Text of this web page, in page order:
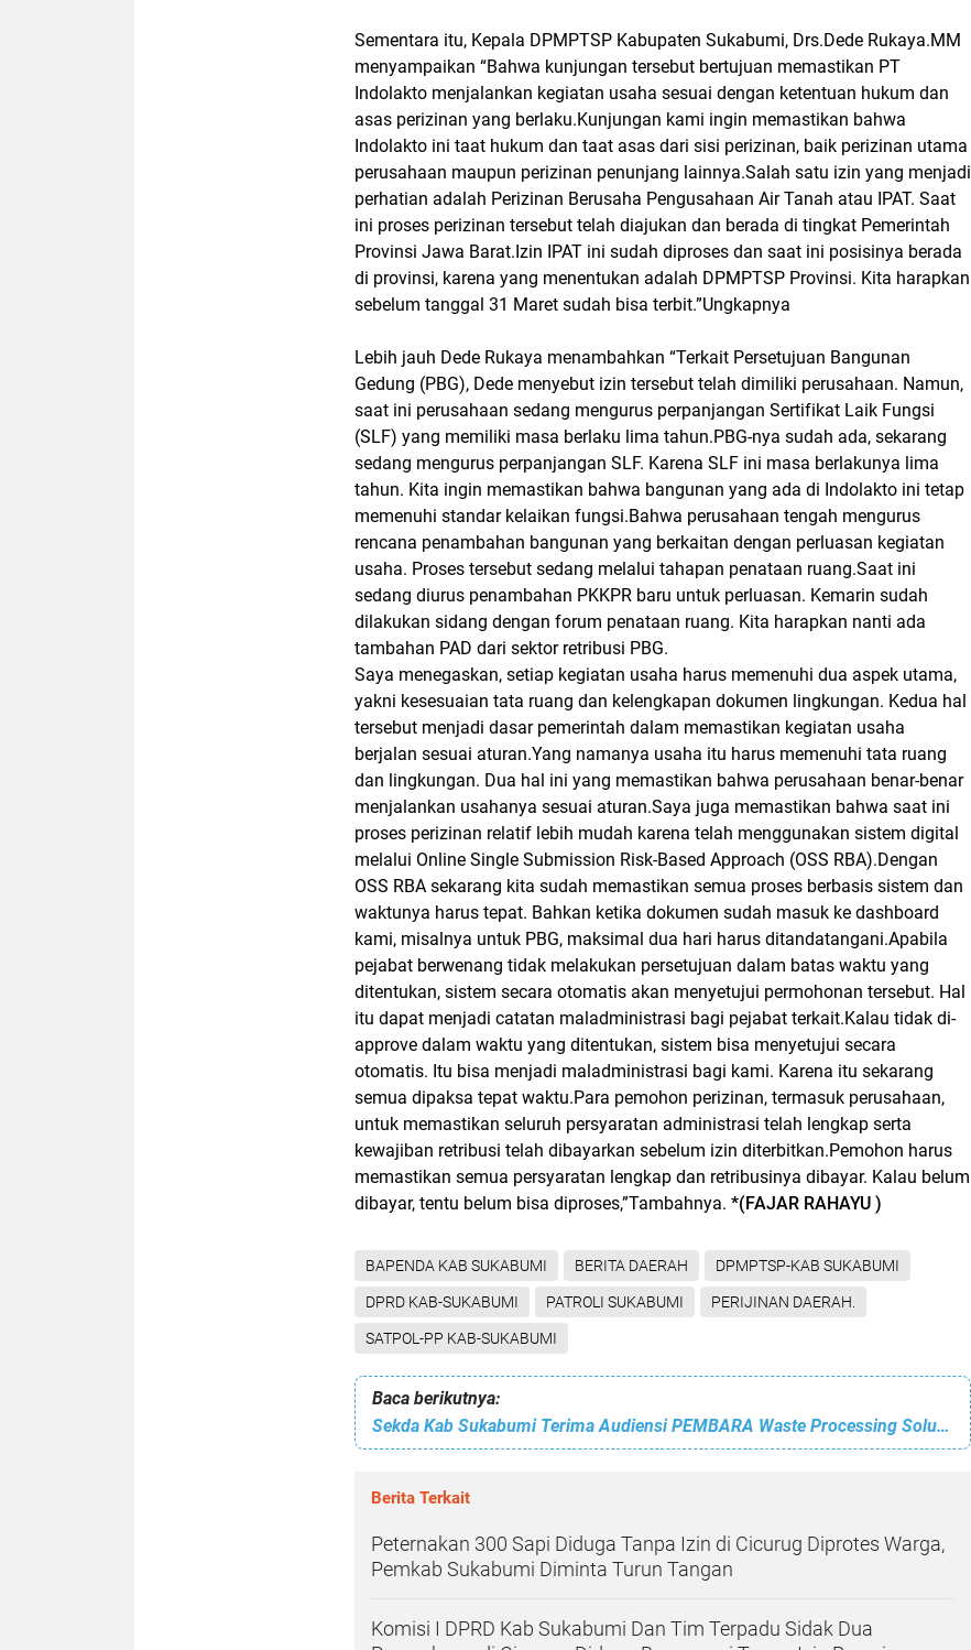
Sementara itu, Kepala DPMPTSP Kabupaten Sukabumi, Drs.Dede Rukaya.MM
menyampaikan “Bahwa kunjungan tersebut bertujuan memastikan PT
Indolakto menjalankan kegiatan usaha sesuai dengan ketentuan hukum dan
asas perizinan yang berlaku.Kunjungan kami ingin memastikan bahwa
Indolakto ini taat hukum dan taat asas dari sisi perizinan, baik perizinan utama
perusahaan maupun perizinan penunjang lainnya.Salah satu izin yang menjadi
perhatian adalah Perizinan Berusaha Pengusahaan Air Tanah atau IPAT. Saat
ini proses perizinan tersebut telah diajukan dan berada di tingkat Pemerintah
Provinsi Jawa Barat.Izin IPAT ini sudah diproses dan saat ini posisinya berada
di provinsi, karena yang menentukan adalah DPMPTSP Provinsi. Kita harapkan
sebelum tanggal 31 Maret sudah bisa terbit.”Ungkapnya
Lebih jauh Dede Rukaya menambahkan “Terkait Persetujuan Bangunan
Gedung (PBG), Dede menyebut izin tersebut telah dimiliki perusahaan. Namun,
saat ini perusahaan sedang mengurus perpanjangan Sertifikat Laik Fungsi
(SLF) yang memiliki masa berlaku lima tahun.PBG-nya sudah ada, sekarang
sedang mengurus perpanjangan SLF. Karena SLF ini masa berlakunya lima
tahun. Kita ingin memastikan bahwa bangunan yang ada di Indolakto ini tetap
memenuhi standar kelaikan fungsi.Bahwa perusahaan tengah mengurus
rencana penambahan bangunan yang berkaitan dengan perluasan kegiatan
usaha. Proses tersebut sedang melalui tahapan penataan ruang.Saat ini
sedang diurus penambahan PKKPR baru untuk perluasan. Kemarin sudah
dilakukan sidang dengan forum penataan ruang. Kita harapkan nanti ada
tambahan PAD dari sektor retribusi PBG.
Saya menegaskan, setiap kegiatan usaha harus memenuhi dua aspek utama,
yakni kesesuaian tata ruang dan kelengkapan dokumen lingkungan. Kedua hal
tersebut menjadi dasar pemerintah dalam memastikan kegiatan usaha
berjalan sesuai aturan.Yang namanya usaha itu harus memenuhi tata ruang
dan lingkungan. Dua hal ini yang memastikan bahwa perusahaan benar-benar
menjalankan usahanya sesuai aturan.Saya juga memastikan bahwa saat ini
proses perizinan relatif lebih mudah karena telah menggunakan sistem digital
melalui Online Single Submission Risk-Based Approach (OSS RBA).Dengan
OSS RBA sekarang kita sudah memastikan semua proses berbasis sistem dan
waktunya harus tepat. Bahkan ketika dokumen sudah masuk ke dashboard
kami, misalnya untuk PBG, maksimal dua hari harus ditandatangani.Apabila
pejabat berwenang tidak melakukan persetujuan dalam batas waktu yang
ditentukan, sistem secara otomatis akan menyetujui permohonan tersebut. Hal
itu dapat menjadi catatan maladministrasi bagi pejabat terkait.Kalau tidak di-
approve dalam waktu yang ditentukan, sistem bisa menyetujui secara
otomatis. Itu bisa menjadi maladministrasi bagi kami. Karena itu sekarang
semua dipaksa tepat waktu.Para pemohon perizinan, termasuk perusahaan,
untuk memastikan seluruh persyaratan administrasi telah lengkap serta
kewajiban retribusi telah dibayarkan sebelum izin diterbitkan.Pemohon harus
memastikan semua persyaratan lengkap dan retribusinya dibayar. Kalau belum
dibayar, tentu belum bisa diproses,”Tambahnya. *(FAJAR RAHAYU )
BAPENDA KAB SUKABUMI BERITA DAERAH DPMPTSP-KAB SUKABUMI
DPRD KAB-SUKABUMI PATROLI SUKABUMI PERIJINAN DAERAH.
SATPOL-PP KAB-SUKABUMI
Baca berikutnya:
Sekda Kab Sukabumi Terima Audiensi PEMBARA Waste Processing Solution, Bahas Inovasi Pengolahan Sampah Bernilai Ekonomi
Berita Terkait
Peternakan 300 Sapi Diduga Tanpa Izin di Cicurug Diprotes Warga,
Pemkab Sukabumi Diminta Turun Tangan
Komisi I DPRD Kab Sukabumi Dan Tim Terpadu Sidak Dua